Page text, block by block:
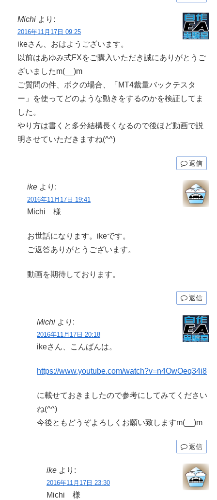
Michi より:
2016年11月17日 09:25
ikeさん、おはようございます。
以前はあゆみ式FXをご購入いただき誠にありがとうご
ざいましたm(__)m
ご質問の件、ボクの場合、「MT4裁量バックテスタ
ー」を使ってどのような動きをするのかを検証してま
した。
やり方は書くと多分結構長くなるので後ほど動画で説
明させていただきますね(^^)
返信
ike より:
2016年11月17日 19:41
Michi 様
お世話になります。ikeです。
ご返答ありがとうございます。
動画を期待しております。
返信
Michi より:
2016年11月17日 20:18
ikeさん、こんばんは。
https://www.youtube.com/watch?v=n4OwOeq34i8
に載せておきましたので参考にしてみてください
ね(^^)
今後ともどうぞよろしくお願い致しますm(__)m
返信
ike より:
2016年11月17日 23:30
Michi 様